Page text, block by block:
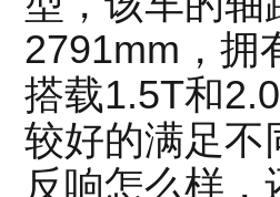
2791mm，拥
搭载1.5T和
较好的满足不
反响怎么样